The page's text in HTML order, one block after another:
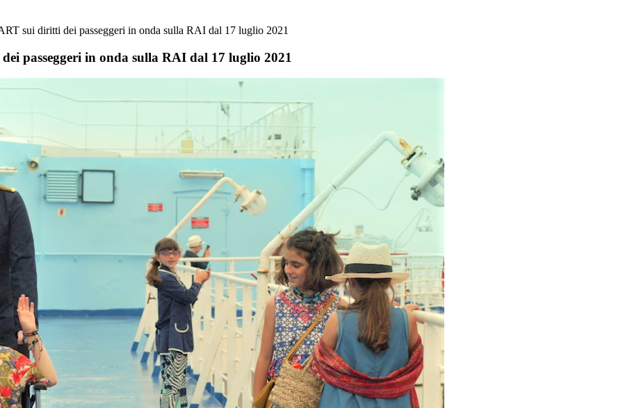
sui diritti dei passeggeri in onda sulla RAI dal 17 luglio 2021
passeggeri in onda sulla RAI dal 17 luglio 2021